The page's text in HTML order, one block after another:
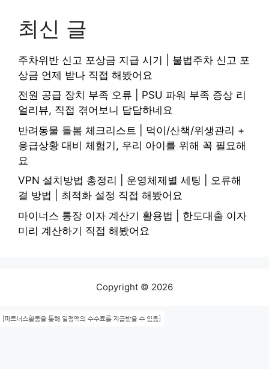
최신 글
주차위반 신고 포상금 지급 시기 | 불법주차 신고 포
상금 언제 받나 직접 해봤어요
전원 공급 장치 부족 오류 | PSU 파워 부족 증상 리
얼리뷰, 직접 겪어보니 답답하네요
반려동물 돌봄 체크리스트 | 먹이/산책/위생관리 +
응급상황 대비 체험기, 우리 아이를 위해 꼭 필요해
요
VPN 설치방법 총정리 | 운영체제별 세팅 | 오류해
결 방법 | 최적화 설정 직접 해봤어요
마이너스 통장 이자 계산기 활용법 | 한도대출 이자
미리 계산하기 직접 해봤어요
Copyright © 2026